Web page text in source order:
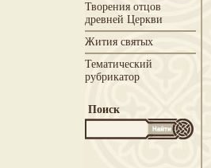
Творения отцов
древней Церкви
Жития святых
Тематический
рубрикатор
Поиск